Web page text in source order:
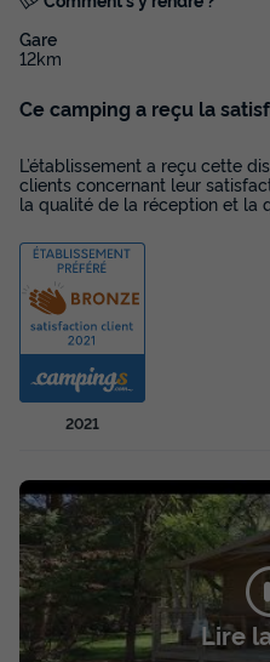
MOBILHOME 4 personnes -
28 m² - TV
Meilleur prix pour 7 nuits
Modifier les dates
LODGE 4 personnes
CH - 24m² - TV +
Neuf
Gare
12km
Ce camping a reçu la
L’établissement a reçu cette
clients concernant leur
la qualité de la réception et la
2021
Lire